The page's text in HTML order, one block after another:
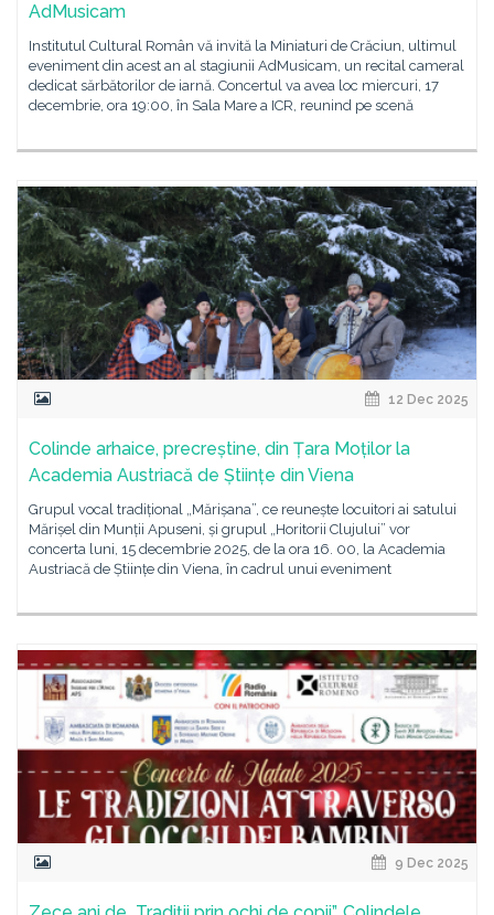
AdMusicam
Institutul Cultural Român vă invită la Miniaturi de Crăciun, ultimul
eveniment din acest an al stagiunii AdMusicam, un recital cameral
dedicat sărbătorilor de iarnă. Concertul va avea loc miercuri, 17
decembrie, ora 19:00, în Sala Mare a ICR, reunind pe scenă
12 Dec 2025
Colinde arhaice, precreștine, din Țara Moților la
Academia Austriacă de Științe din Viena
Grupul vocal tradițional „Mărișana”, ce reunește locuitori ai satului
Mărișel din Munții Apuseni, și grupul „Horitorii Clujului” vor
concerta luni, 15 decembrie 2025, de la ora 16. 00, la Academia
Austriacă de Științe din Viena, în cadrul unui eveniment
9 Dec 2025